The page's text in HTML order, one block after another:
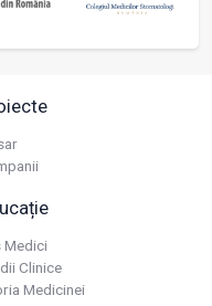
Medici
Clinice
Medicinei